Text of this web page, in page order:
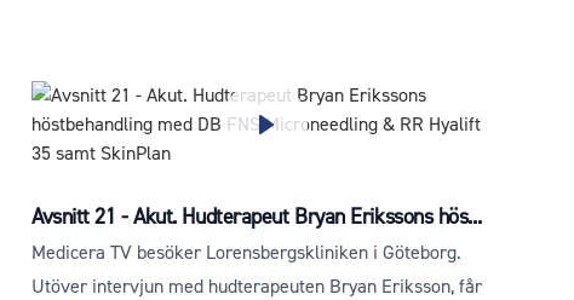
Avsnitt 21 - Akut. Hudterapeut Bryan Erikssons hös...
Medicera TV besöker Lorensbergskliniken i Göteborg.
Utöver intervjun med hudterapeuten Bryan Eriksson, får